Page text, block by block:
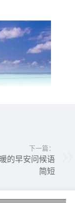
下一篇：
的早安问候语
简短